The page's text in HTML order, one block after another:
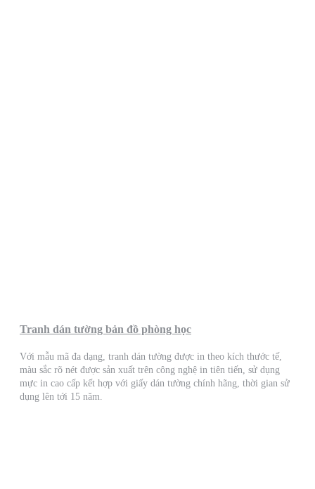
Tranh dán tường bản đồ phòng học
Với mẫu mã đa dạng, tranh dán tường được in theo kích thước tế,
màu sắc rõ nét được sản xuất trên công nghệ in tiên tiến, sử dụng
mực in cao cấp kết hợp với giấy dán tường chính hãng, thời gian sử
dụng lên tới 15 năm.